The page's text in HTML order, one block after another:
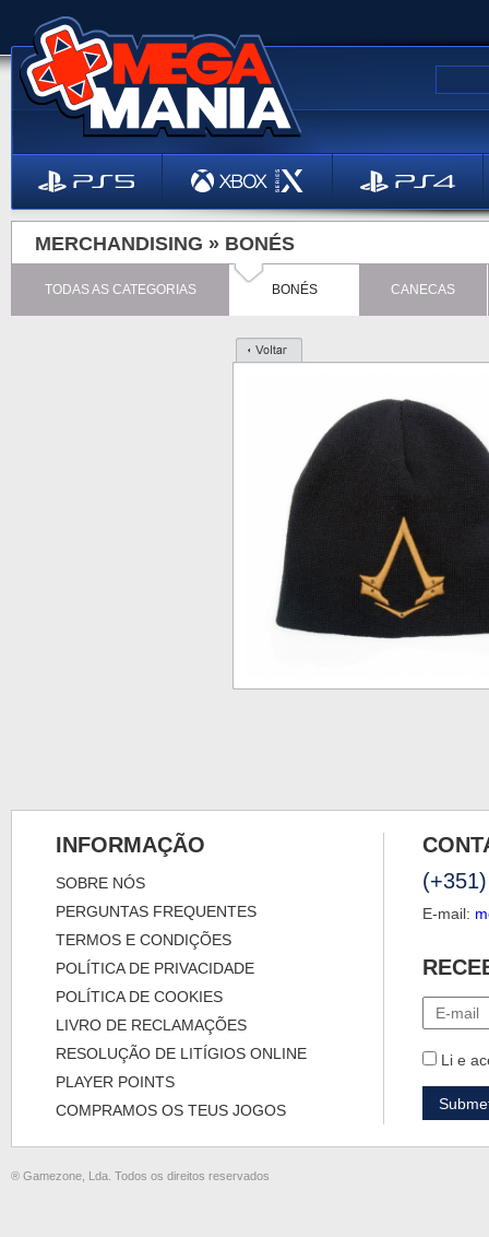
MERCHANDISING » BONÉS
TODAS AS CATEGORIAS BONÉS CANECAS
INFORMAÇÃO
SOBRE NÓS
PERGUNTAS FREQUENTES
TERMOS E CONDIÇÕES
POLÍTICA DE PRIVACIDADE
POLÍTICA DE COOKIES
LIVRO DE RECLAMAÇÕES
RESOLUÇÃO DE LITÍGIOS ONLINE
PLAYER POINTS
COMPRAMOS OS TEUS JOGOS
E-mail:
Li e
® Gamezone, Lda. Todos os direitos reservados